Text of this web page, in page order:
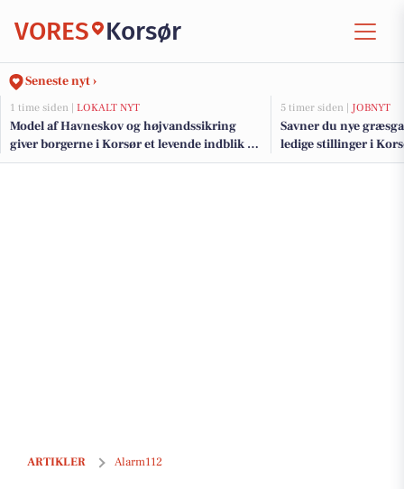
VORES Korsør
Seneste nyt ›
1 time siden | LOKALT NYT
Model af Havneskov og højvandssikring
giver borgerne i Korsør et levende indblik i
kommende projekt
5 timer siden | JOBNYT
Savner du nye
ledige stillinger i
ARTIKLER Alarm112
Husk råd og regler, når du køber fyrværkeri i Korsør